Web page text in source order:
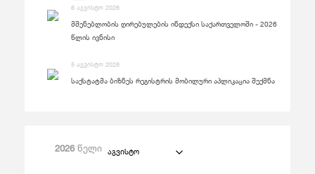
6 აგვისტო 2026
მშენებლობის ღირებულების ინდექსი საქართველოში - 2026
წლის ივნისი
5 აგვისტო 2026
საქსტატმა ბიზნეს რეგისტრის მობილური აპლიკაცია შექმნა
2026წელი აგვისტო